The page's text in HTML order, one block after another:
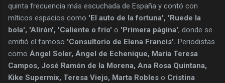
quinta frecuencia más escuchada de España y contó con
míticos espacios como 'El auto de la fortuna', 'Ruede la
bola', 'Alirón', 'Caliente o frío' o 'Primera página', donde se
emitió el famoso 'Consultorio de Elena Francis'. Periodistas
como Ángel Soler, Ángel de Echenique, María Teresa
Campos, José Ramón de la Morena, Ana Rosa Quintana,
Kike Supermix, Teresa Viejo, Marta Robles o Cristina